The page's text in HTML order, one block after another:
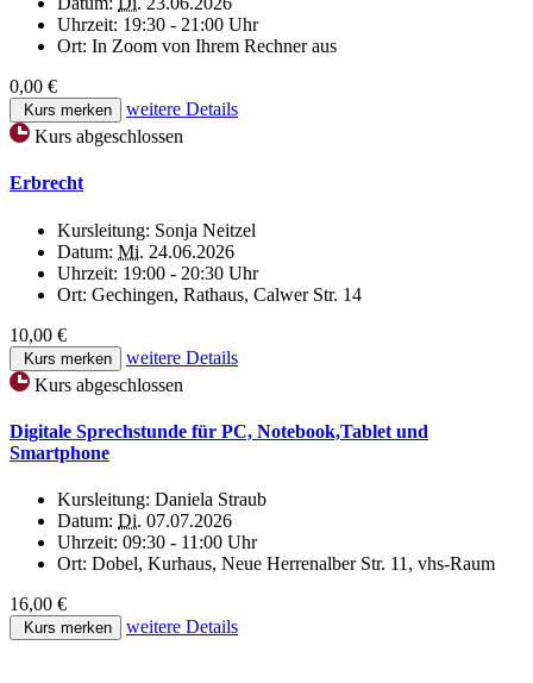
Uhrzeit: 19:30 - 21:00 Uhr
Ort: In Zoom von Ihrem Rechner aus
0,00 €
Kurs merken
weitere Details
Kurs abgeschlossen
Erbrecht
Kursleitung: Sonja Neitzel
Datum: Mi. 24.06.2026
Uhrzeit: 19:00 - 20:30 Uhr
Ort: Gechingen, Rathaus, Calwer Str. 14
10,00 €
Kurs merken
weitere Details
Kurs abgeschlossen
Digitale Sprechstunde für PC, Notebook,Tablet und
Smartphone
Kursleitung: Daniela Straub
Datum: Di. 07.07.2026
Uhrzeit: 09:30 - 11:00 Uhr
Ort: Dobel, Kurhaus, Neue Herrenalber Str. 11, vhs-Raum
16,00 €
Kurs merken weitere Details